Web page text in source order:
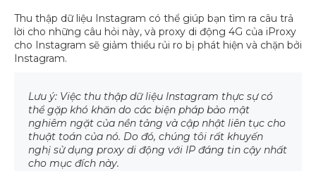
Thu thập dữ liệu Instagram có thể giúp bạn tìm ra câu trả
lời cho những câu hỏi này, và proxy di động 4G của iProxy
cho Instagram sẽ giảm thiểu rủi ro bị phát hiện và chặn bởi
Instagram.
Lưu ý: Việc thu thập dữ liệu Instagram thực sự có
thể gặp khó khăn do các biện pháp bảo mật
nghiêm ngặt của nền tảng và cập nhật liên tục cho
thuật toán của nó. Do đó, chúng tôi rất khuyến
nghị sử dụng proxy di động với IP đáng tin cậy nhất
cho mục đích này.